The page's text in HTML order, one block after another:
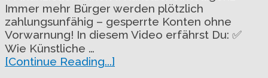
Immer mehr Bürger werden plötzlich
zahlungsunfähig – gesperrte Konten ohne
Vorwarnung! In diesem Video erfährst Du: ✅
Wie Künstliche …
[Continue Reading...]